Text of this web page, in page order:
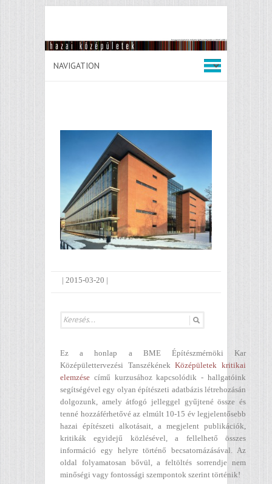
| 2015-03-20 |
Ez a honlap a BME Építészmérnöki Kar
Középülettervezési TanszékénekKözépületek kritikai
elemzése című kurzusához kapcsolódik - hallgatóink
segítségével egy olyan építészeti adatbázis létrehozásán
dolgozunk, amely átfogó jelleggel gyűjtené össze és
tenné hozzáférhetővé az elmúlt 10-15 év legjelentősebb
hazai építészeti alkotásait, a megjelent publikációk,
kritikák egyidejű közlésével, a fellelhető összes
információ egy helyre történő becsatornázásával. Az
oldal folyamatosan bővül, a feltöltés sorrendje nem
minőségi vagy fontossági szempontok szerint történik!